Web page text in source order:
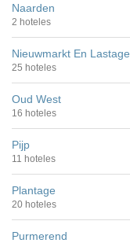
Naarden
2 hoteles
Nieuwmarkt En Lastage
25 hoteles
Oud West
16 hoteles
Pijp
11 hoteles
Plantage
20 hoteles
Purmerend